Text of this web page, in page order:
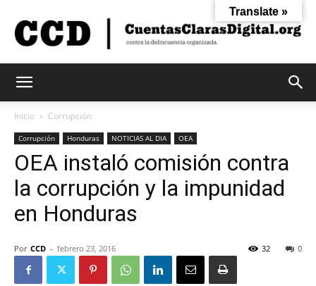
Claras
Inicio Corrupción
Corrupción Honduras NOTICIAS AL DIA OEA
OEA instaló comisión contra
la corrupción y la impunidad
en Honduras
Por CCD - febrero 23, 2016 0
32
Translate »